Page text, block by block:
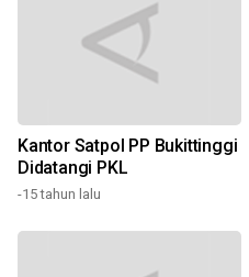
Kantor Satpol PP Bukittinggi
Didatangi PKL
-15 tahun lalu